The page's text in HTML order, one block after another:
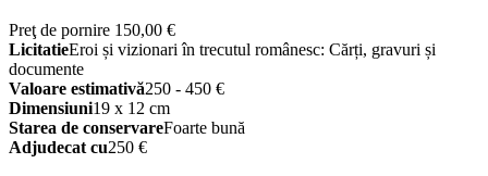
Preţ de pornire 150,00 €
LicitatieEroi și vizionari în trecutul românesc: Cărți, gravuri și
documente
Valoare estimativă250 - 450 €
Dimensiuni19 x 12 cm
Starea de conservareFoarte bună
Adjudecat cu250 €